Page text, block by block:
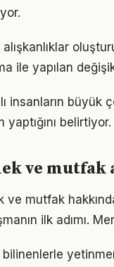
alışkanlıklar
ile yapılan
insanların
yaptığını
ve mutfak
ve mutfak
ilk adımı.
bilinenlerle